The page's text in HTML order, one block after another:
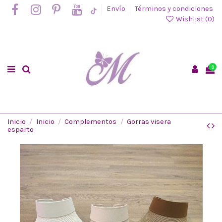
Envío
Términos y condiciones
Wishlist (0)
0
Inicio Inicio Complementos
Gorras visera
esparto